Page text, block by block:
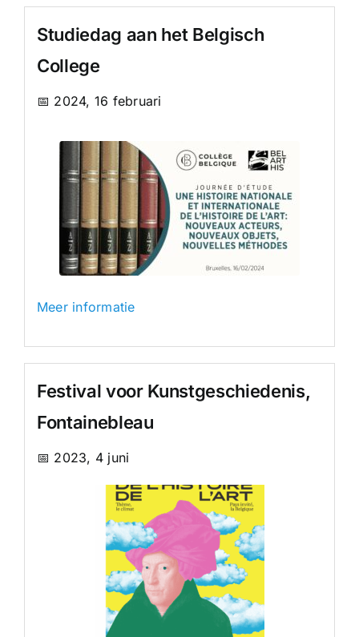
Studiedag aan het Belgisch
College
📅 2024, 16 februari
Meer informatie
Festival voor Kunstgeschiedenis,
Fontainebleau
📅 2023, 4 juni